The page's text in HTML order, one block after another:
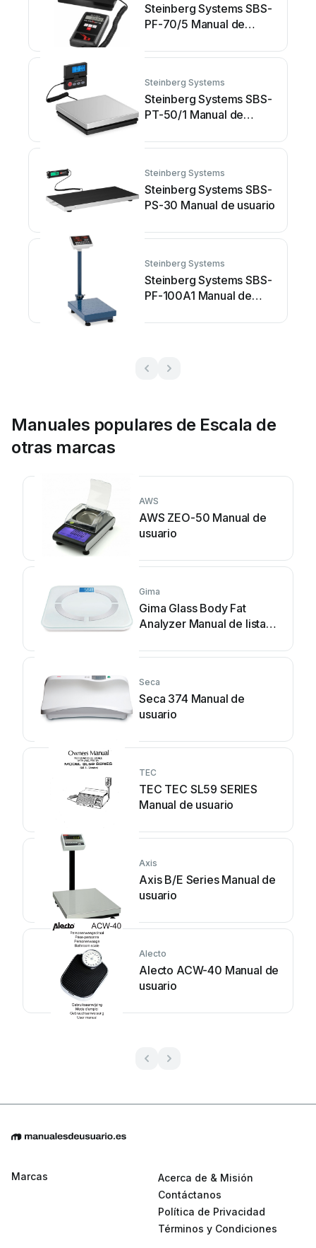
Steinberg Systems SBS-
PF-70/5 Manual de
Steinberg Systems
Steinberg Systems SBS-
PT-50/1 Manual de
Steinberg Systems
Steinberg Systems SBS-
PS-30 Manual de usuario
Steinberg Systems
Steinberg Systems SBS-
PF-100A1 Manual de
Manuales populares de Escala de
otras marcas
AWS
AWS ZEO-50 Manual de
usuario
Gima
Gima Glass Body Fat
Analyzer Manual de lista
Seca
Seca 374 Manual de
usuario
TEC
TEC TEC SL59 SERIES
Manual de usuario
Axis
Axis B/E Series Manual de
usuario
Alecto
Alecto ACW-40 Manual de
usuario
Marcas
Acerca de & Misión
Contáctanos
Política de Privacidad
Términos y Condiciones